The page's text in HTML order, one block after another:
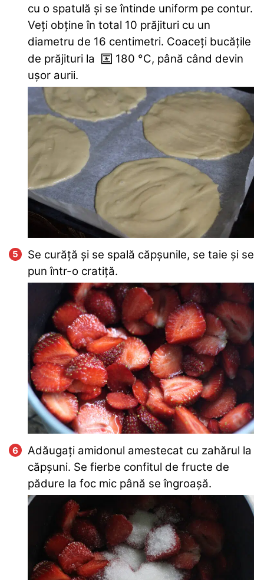
cu o spatulă și se întinde uniform pe contur.
Veți obține în total 10 prăjituri cu un
diametru de 16 centimetri. Coaceți bucățile
de prăjituri la
180 °C, până când devin
ușor aurii.
Se curăță și se spală căpșunile, se taie și se
pun într-o cratiță.
Adăugați amidonul amestecat cu zahărul la
căpșuni. Se fierbe confitul de fructe de
pădure la foc mic până se îngroașă.